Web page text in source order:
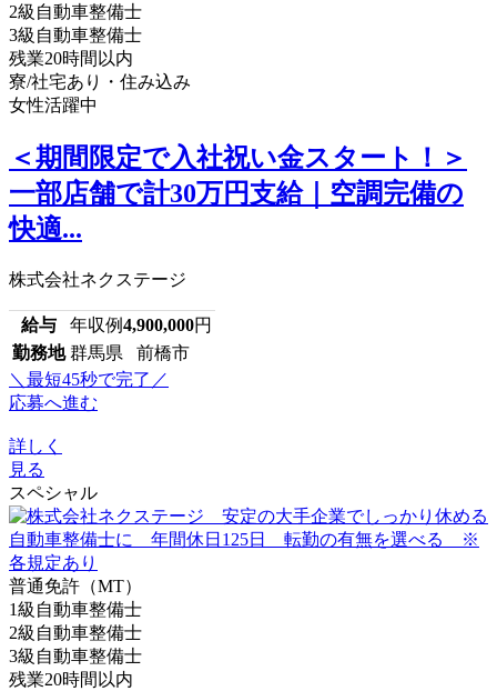
2級自動車整備士
3級自動車整備士
残業20時間以内
寮/社宅あり・住み込み
女性活躍中
＜期間限定で入社祝い金スタート！＞
一部店舗で計30万円支給｜空調完備の
快適...
株式会社ネクステージ
給与 年収例4,900,000円
勤務地 群馬県 前橋市
＼最短45秒で完了／
応募へ進む
詳しく
見る
スペシャル
普通免許（MT）
1級自動車整備士
2級自動車整備士
3級自動車整備士
残業20時間以内